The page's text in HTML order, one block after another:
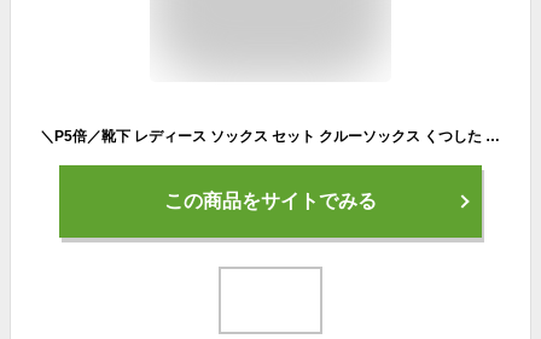
＼P5倍／靴下 レディース ソックス セット クルーソックス くつした 冬 無地 おしゃれ かわいい ショート シンプル ソックス 黒 白 ベージュ 10カラー 厚手 あったかソックス裏起毛
この商品をサイトでみる